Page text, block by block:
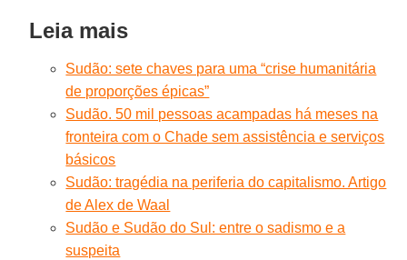
Leia mais
Sudão: sete chaves para uma “crise humanitária
de proporções épicas”
Sudão. 50 mil pessoas acampadas há meses na
fronteira com o Chade sem assistência e serviços
básicos
Sudão: tragédia na periferia do capitalismo. Artigo
de Alex de Waal
Sudão e Sudão do Sul: entre o sadismo e a
suspeita